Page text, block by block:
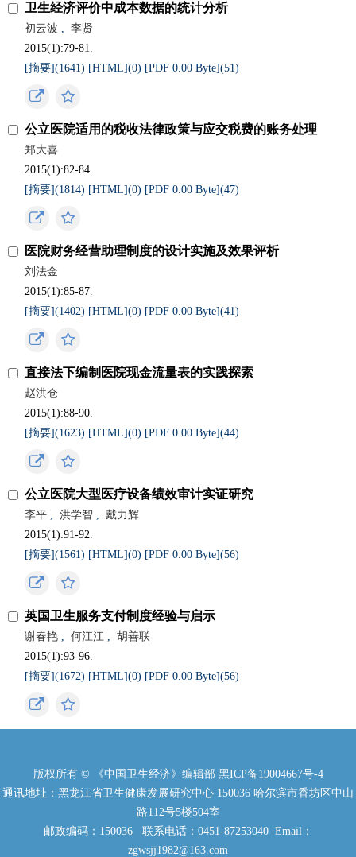
卫生经济评价中成本数据的统计分析
初云波 ,
李贤
2015(1):79-81.
[摘要](1641) [HTML](0) [PDF 0.00 Byte](51)
公立医院适用的税收法律政策与应交税费的账务处理
郑大喜
2015(1):82-84.
[摘要](1814) [HTML](0) [PDF 0.00 Byte](47)
医院财务经营助理制度的设计实施及效果评析
刘法金
2015(1):85-87.
[摘要](1402) [HTML](0) [PDF 0.00 Byte](41)
直接法下编制医院现金流量表的实践探索
赵洪仓
2015(1):88-90.
[摘要](1623) [HTML](0) [PDF 0.00 Byte](44)
公立医院大型医疗设备绩效审计实证研究
李平 , 洪学智 ,
戴力辉
2015(1):91-92.
[摘要](1561) [HTML](0) [PDF 0.00 Byte](56)
英国卫生服务支付制度经验与启示
谢春艳 , 何江江 ,
胡善联
2015(1):93-96.
[摘要](1672) [HTML](0) [PDF 0.00 Byte](56)
版权所有 © 《中国卫生经济》编辑部 黑ICP备19004667号-4
通讯地址：黑龙江省卫生健康发展研究中心 150036 哈尔滨市香坊区中山
路112号5楼504室
邮政编码：150036 联系电话：0451-87253040 Email：
zgwsjj1982@163.com